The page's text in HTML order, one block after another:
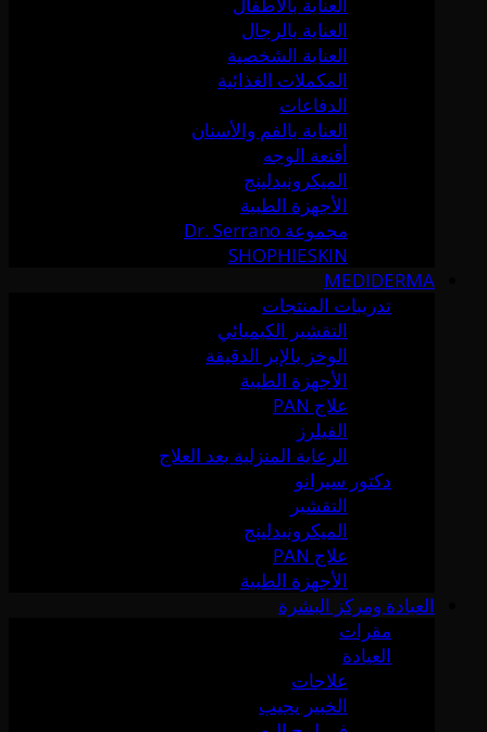
العناية بالرجال
العناية الشخصية
المكملات الغذائية
الدفاعات
العناية بالفم والأسنان
أقنعة الوجه
الميكرونيدلينج
الأجهزة الطبية
مجموعة Dr. Serrano
SHOPHIESKIN
MEDIDERMA
تدريبات المنتجات
التقشير الكيميائي
الوخز بالإبر الدقيقة
الأجهزة الطبية
علاج PAN
الفيلرز
الرعاية المنزلية بعد العلاج
دكتور سيرانو
التقشير
الميكرونيدلينج
علاج PAN
الأجهزة الطبية
العيادة ومركز البشرة
مقرات
العيادة
علاجات
الخبير يجيب